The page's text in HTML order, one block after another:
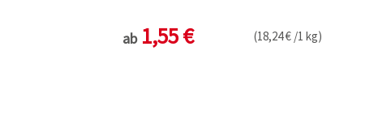
ab 1,55 € (18,24 € /1 kg)